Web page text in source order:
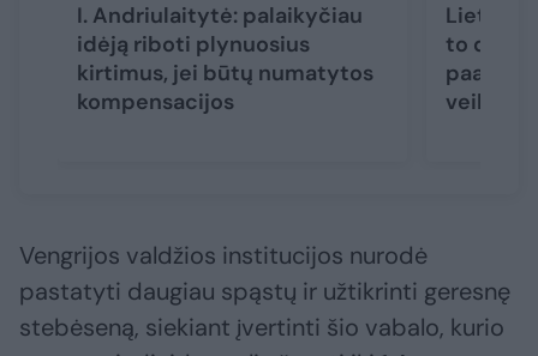
I. Andriulaitytė: palaikyčiau
idėją riboti plynuosius
kirtimus, jei būtų numatytos
kompensacijos
to dar
Vengrijos valdžios institucijos nurodė
pastatyti daugiau spąstų ir užtikrinti geresnę
stebėseną, siekiant įvertinti šio vabalo, kurio